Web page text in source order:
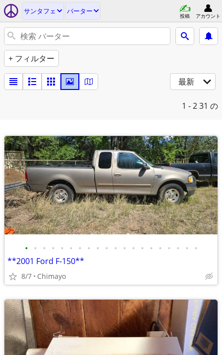
サンタフェ バーター
投稿 アカウント
+ フィルター
最新
1 - 231 の
• • • • • • • • • • • • • • • • • • • •
**2001 Ford F-150**
8/7 Chimayo